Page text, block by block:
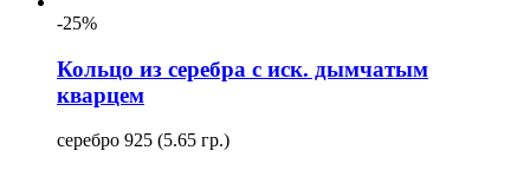
-25%
Кольцо из серебра с иск. дымчатым
кварцем
серебро 925 (5.65 гр.)